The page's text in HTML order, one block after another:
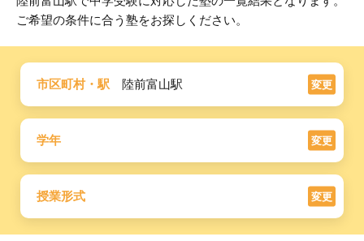
ご希望の条件に合う塾をお探しください。
市区町村・駅 陸前富山駅 変更
学年 変更
授業形式 変更